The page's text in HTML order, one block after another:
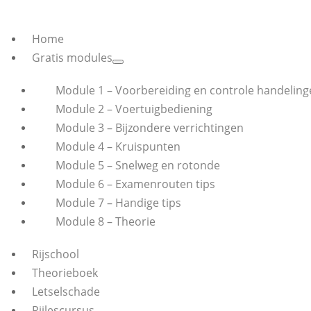
Home
Gratis modules
Module 1 – Voorbereiding en controle
Module 2 – Voertuigbediening
Module 3 – Bijzondere verrichtingen
Module 4 – Kruispunten
Module 5 – Snelweg en rotonde
Module 6 – Examenrouten tips
Module 7 – Handige tips
Module 8 – Theorie
Rijschool
Theorieboek
Letselschade